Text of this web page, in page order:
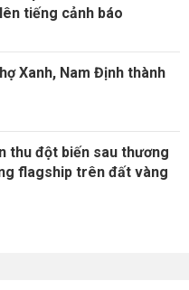
tiếng cảnh báo
Xanh, Nam Định thành
thu đột biến sau thương
flagship trên đất vàng